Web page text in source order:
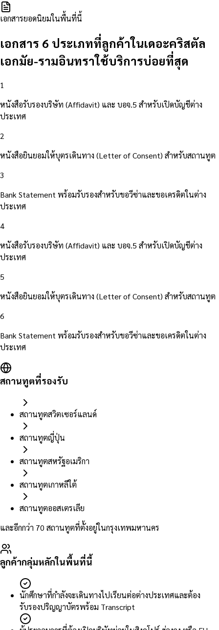
เอกสารยอดนิยมในพื้นที่นี้
เอกสาร 6 ประเภทที่ลูกค้าในเดอะคริสตัล
เอกมัย-รามอินทราใช้บริการบ่อยที่สุด
1
หนังสือรับรองบริษัท (Affidavit) และ บอจ.5 สำหรับเปิดบัญชีต่าง
ประเทศ
2
หนังสือยินยอมให้บุตรเดินทาง (Letter of Consent) สำหรับสถานทูต
3
Bank Statement พร้อมรับรองสำหรับขอวีซ่าและขอเครดิตในต่าง
ประเทศ
4
หนังสือรับรองบริษัท (Affidavit) และ บอจ.5 สำหรับเปิดบัญชีต่าง
ประเทศ
5
หนังสือยินยอมให้บุตรเดินทาง (Letter of Consent) สำหรับสถานทูต
6
Bank Statement พร้อมรับรองสำหรับขอวีซ่าและขอเครดิตในต่าง
ประเทศ
สถานทูตที่รองรับ
สถานทูตสวิตเซอร์แลนด์
สถานทูตญี่ปุ่น
สถานทูตสหรัฐอเมริกา
สถานทูตเกาหลีใต้
สถานทูตออสเตรเลีย
และอีกกว่า 70 สถานทูตที่ตั้งอยู่ในกรุงเทพมหานคร
ลูกค้ากลุ่มหลักในพื้นที่นี้
นักศึกษาที่กำลังจะเดินทางไปเรียนต่อต่างประเทศและต้อง
รับรองปริญญาบัตรพร้อม Transcript